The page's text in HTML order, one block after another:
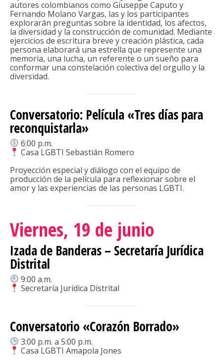
autores colombianos como Giuseppe Caputo y
Fernando Molano Vargas, las y los participantes
explorarán preguntas sobre la identidad, los afectos,
la diversidad y la construcción de comunidad. Mediante
ejercicios de escritura breve y creación plástica, cada
persona elaborará una estrella que represente una
memoria, una lucha, un referente o un sueño para
conformar una constelación colectiva del orgullo y la
diversidad.
Conversatorio: Película «Tres días para
reconquistarla»
6:00 p.m.
Casa LGBTI Sebastián Romero
Proyección especial y diálogo con el equipo de
producción de la película para reflexionar sobre el
amor y las experiencias de las personas LGBTI.
Viernes, 19 de junio
Izada de Banderas – Secretaría Jurídica
Distrital
9:00 a.m.
Secretaría Jurídica Distrital
Conversatorio «Corazón Borrado»
3:00 p.m. a 5:00 p.m.
Casa LGBTI Amapola Jones